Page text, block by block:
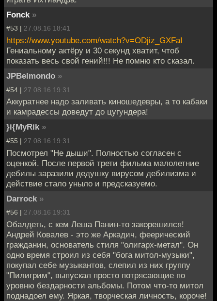
Fonck »
#53 | 27.08.16 18:41
https://www.youtube.com/watch?v=ODjiz_GXFaI
Гениальному актёру и 30 секунд хватит, чтоб
показать весь свой гений!!! Не помню кто сказал.
JPBelmondo »
#54 | 27.08.16 19:31
Аккуратнее надо заливать киношедевры, а то кабаки
и камрадессы доведут до цугундера!
}i{MyRik »
#55 | 27.08.16 19:31
Посмотрел "Не дыши". Полностью согласен с
оценкой. После первой трети фильма малолетние
дебилы заразили дедушку вирусом дебилизма и
действие стало уныло и предсказуемо.
Darrock »
#56 | 27.08.16 19:31
Обалдеть, с кем Леша Панин-то закорешился!
Андрей Ковалев - это же Аркадич, феерический
гражданин, основатель стиля "олигарх-метал". Он
одно время строил из себя "бога митол-музыки",
покупал себе музыкантов, слепил из них группу
"Пилигрим", выпускал просто потрясающие по
уровню бездарности альбомы. Потом что-то митол
поднадоел ему. Яркая, творческая личность, короче!